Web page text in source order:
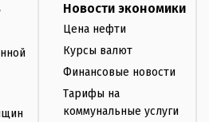
Новости экономики
Цена нефти
Курсы валют
Финансовые новости
Тарифы на
коммунальные услуги